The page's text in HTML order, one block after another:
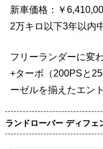
新車価格：￥
2万キロ以下3年以内
フリーランダーに変
+ターボ（200PSと
ーゼルを揃えたエン
ランドローバー ディフェ